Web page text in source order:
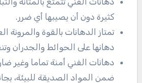
كثيرة دون أن يصيبها أي ضرر.
تمتاز الدهانات بالقوة والمرونة
دهانها على الحوائط والجدران
دهانات الفني أمنة تماما وغير
ضمن المواد الصديقة للبيئة،